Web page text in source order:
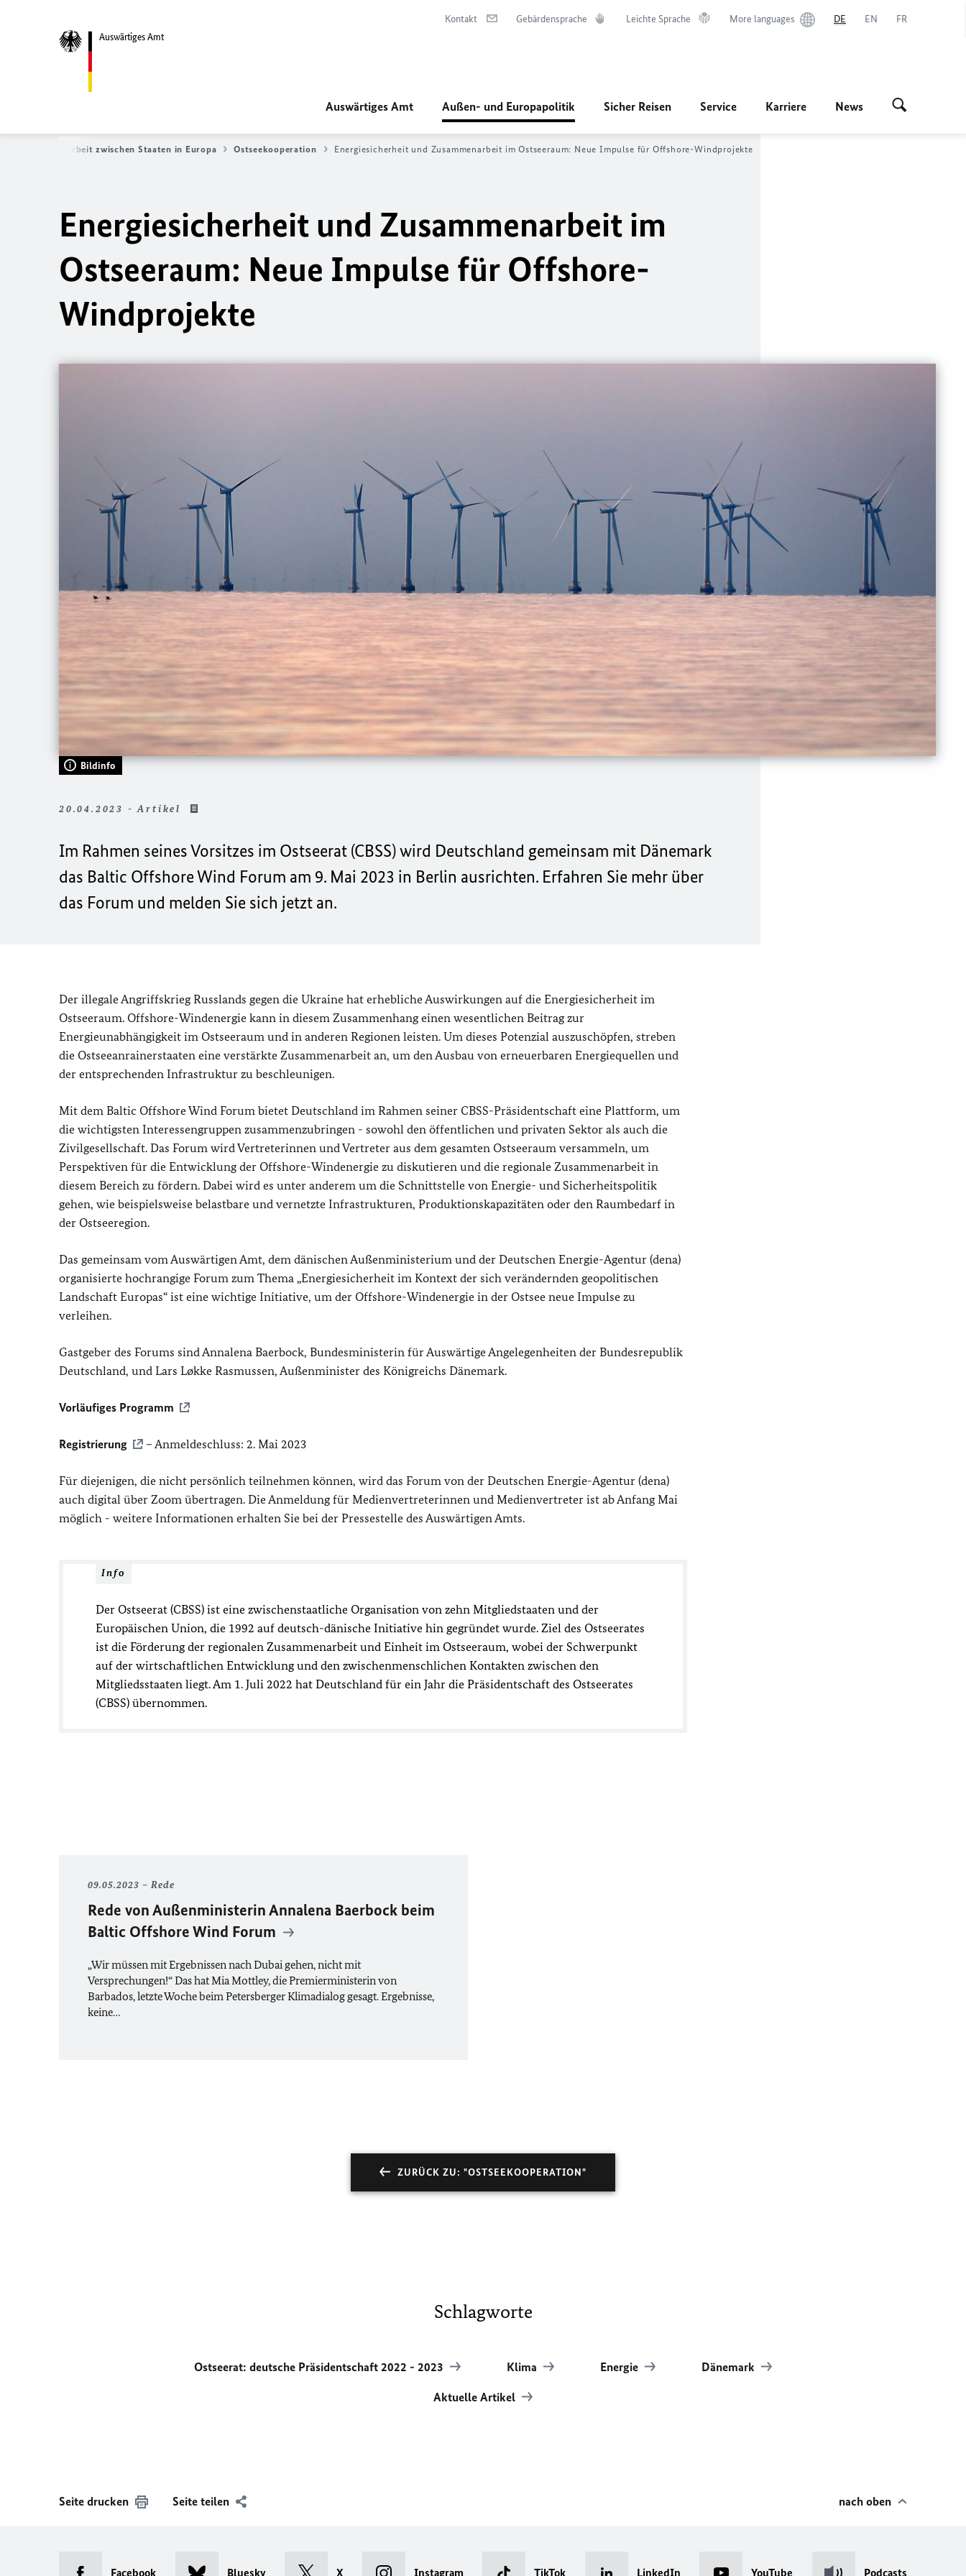
Auswärtiges Amt
Kontakt Gebärdensprache Leichte Sprache More languages DE EN FR
Auswärtiges Amt Außen- und Europapolitik Sicher Reisen Service Karriere News
Zusammenarbeit zwischen Staaten in Europa Ostseekooperation Energiesicherheit und Zusammenarbeit im Ostseeraum: Neue Impulse für Offshore-Windprojekte
Energiesicherheit und Zusammenarbeit im
Ostseeraum: Neue Impulse für Offshore-
Windprojekte
Bildinfo
20.04.2023 - Artikel
Im Rahmen seines Vorsitzes im Ostseerat (CBSS) wird Deutschland gemeinsam mit Dänemark
das Baltic Offshore Wind Forum am 9. Mai 2023 in Berlin ausrichten. Erfahren Sie mehr über
das Forum und melden Sie sich jetzt an.
Der illegale Angriffskrieg Russlands gegen die Ukraine hat erhebliche Auswirkungen auf die Energiesicherheit im
Ostseeraum. Offshore-Windenergie kann in diesem Zusammenhang einen wesentlichen Beitrag zur
Energieunabhängigkeit im Ostseeraum und in anderen Regionen leisten. Um dieses Potenzial auszuschöpfen, streben
die Ostseeanrainerstaaten eine verstärkte Zusammenarbeit an, um den Ausbau von erneuerbaren Energiequellen und
der entsprechenden Infrastruktur zu beschleunigen.
Mit dem Baltic Offshore Wind Forum bietet Deutschland im Rahmen seiner CBSS-Präsidentschaft eine Plattform, um
die wichtigsten Interessengruppen zusammenzubringen - sowohl den öffentlichen und privaten Sektor als auch die
Zivilgesellschaft. Das Forum wird Vertreterinnen und Vertreter aus dem gesamten Ostseeraum versammeln, um
Perspektiven für die Entwicklung der Offshore-Windenergie zu diskutieren und die regionale Zusammenarbeit in
diesem Bereich zu fördern. Dabei wird es unter anderem um die Schnittstelle von Energie- und Sicherheitspolitik
gehen, wie beispielsweise belastbare und vernetzte Infrastrukturen, Produktionskapazitäten oder den Raumbedarf in
der Ostseeregion.
Das gemeinsam vom Auswärtigen Amt, dem dänischen Außenministerium und der Deutschen Energie-Agentur (dena)
organisierte hochrangige Forum zum Thema „Energiesicherheit im Kontext der sich verändernden geopolitischen
Landschaft Europas“ ist eine wichtige Initiative, um der Offshore-Windenergie in der Ostsee neue Impulse zu
verleihen.
Gastgeber des Forums sind Annalena Baerbock, Bundesministerin für Auswärtige Angelegenheiten der Bundesrepublik
Deutschland, und Lars Løkke Rasmussen, Außenminister des Königreichs Dänemark.
Vorläufiges Programm
Registrierung – Anmeldeschluss: 2. Mai 2023
Für diejenigen, die nicht persönlich teilnehmen können, wird das Forum von der Deutschen Energie-Agentur (dena)
auch digital über Zoom übertragen. Die Anmeldung für Medienvertreterinnen und Medienvertreter ist ab Anfang Mai
möglich - weitere Informationen erhalten Sie bei der Pressestelle des Auswärtigen Amts.
Info
Der Ostseerat (CBSS) ist eine zwischenstaatliche Organisation von zehn Mitgliedstaaten und der
Europäischen Union, die 1992 auf deutsch-dänische Initiative hin gegründet wurde. Ziel des Ostseerates
ist die Förderung der regionalen Zusammenarbeit und Einheit im Ostseeraum, wobei der Schwerpunkt
auf der wirtschaftlichen Entwicklung und den zwischenmenschlichen Kontakten zwischen den
Mitgliedsstaaten liegt. Am 1. Juli 2022 hat Deutschland für ein Jahr die Präsidentschaft des Ostseerates
(CBSS) übernommen.
09.05.2023 Rede
Rede von Außenministerin Annalena Baerbock beim
Baltic Offshore Wind Forum
„Wir müssen mit Ergebnissen nach Dubai gehen, nicht mit
Versprechungen!“ Das hat Mia Mottley, die Premierministerin von
Barbados, letzte Woche beim Petersberger Klimadialog gesagt. Ergebnisse,
keine…
ZURÜCK ZU: "OSTSEEKOOPERATION"
Schlagworte
Ostseerat: deutsche Präsidentschaft 2022 - 2023 Klima Energie Dänemark
Aktuelle Artikel
Seite drucken Seite teilen nach oben
Facebook Bluesky X Instagram TikTok LinkedIn YouTube Podcasts